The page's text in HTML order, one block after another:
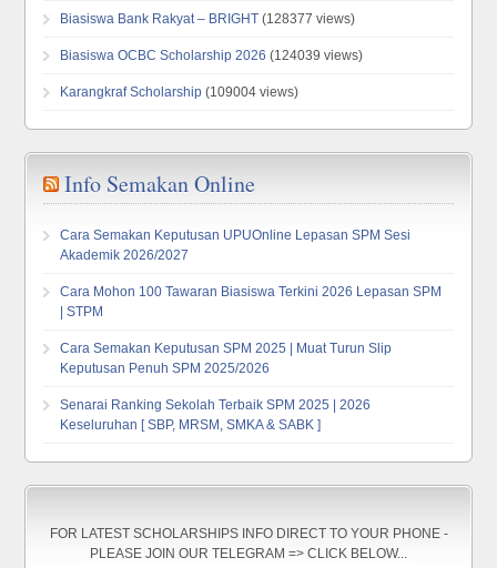
Biasiswa Bank Rakyat – BRIGHT (128377 views)
Biasiswa OCBC Scholarship 2026 (124039 views)
Karangkraf Scholarship (109004 views)
Info Semakan Online
Cara Semakan Keputusan UPUOnline Lepasan SPM Sesi
Akademik 2026/2027
Cara Mohon 100 Tawaran Biasiswa Terkini 2026 Lepasan SPM
| STPM
Cara Semakan Keputusan SPM 2025 | Muat Turun Slip
Keputusan Penuh SPM 2025/2026
Senarai Ranking Sekolah Terbaik SPM 2025 | 2026
Keseluruhan [ SBP, MRSM, SMKA & SABK ]
FOR LATEST SCHOLARSHIPS INFO DIRECT TO YOUR PHONE -
PLEASE JOIN OUR TELEGRAM => CLICK BELOW...